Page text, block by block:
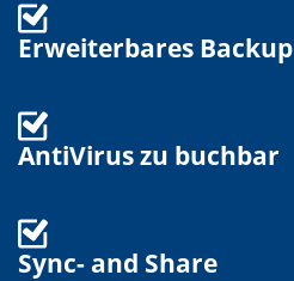
Erweiterbares Backup
AntiVirus zu buchbar
Sync- and Share